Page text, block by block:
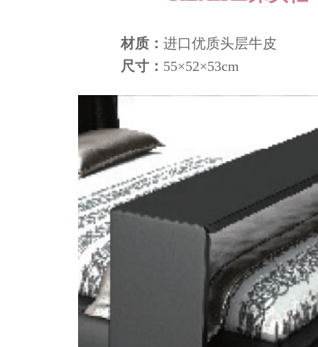
材质： 进口优质头层牛皮
尺寸： 55×52×53cm